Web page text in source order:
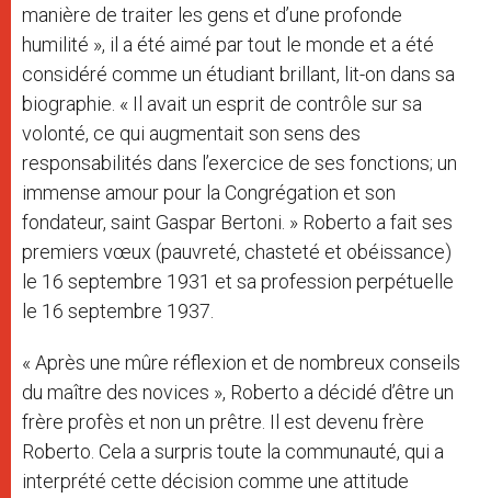
manière de traiter les gens et d’une profonde
humilité », il a été aimé par tout le monde et a été
considéré comme un étudiant brillant, lit-on dans sa
biographie. « Il avait un esprit de contrôle sur sa
volonté, ce qui augmentait son sens des
responsabilités dans l’exercice de ses fonctions; un
immense amour pour la Congrégation et son
fondateur, saint Gaspar Bertoni. » Roberto a fait ses
premiers vœux (pauvreté, chasteté et obéissance)
le 16 septembre 1931 et sa profession perpétuelle
le 16 septembre 1937.
« Après une mûre réflexion et de nombreux conseils
du maître des novices », Roberto a décidé d’être un
frère profès et non un prêtre. Il est devenu frère
Roberto. Cela a surpris toute la communauté, qui a
interprété cette décision comme une attitude